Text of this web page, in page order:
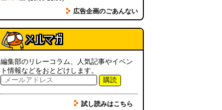
広告企画のごあんない
編集部のリレーコラム、人気記事やイベン
ト情報などをおとどけします。
購読
試し読みはこちら